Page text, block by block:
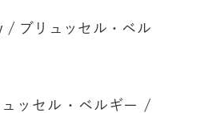
/ ブリュッセル・ベル
ッセル・ベルギー /